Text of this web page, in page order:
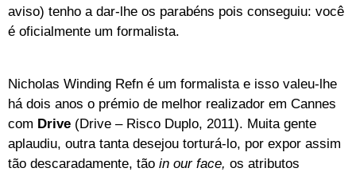
aviso) tenho a dar-lhe os parabéns pois conseguiu: você
é oficialmente um formalista.
Nicholas Winding Refn é um formalista e isso valeu-lhe
há dois anos o prémio de melhor realizador em Cannes
com Drive (Drive – Risco Duplo, 2011). Muita gente
aplaudiu, outra tanta desejou torturá-lo, por expor assim
tão descaradamente, tão in our face, os atributos